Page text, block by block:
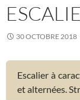
30 OCTOBRE 2018
Escalier à
et alternées.